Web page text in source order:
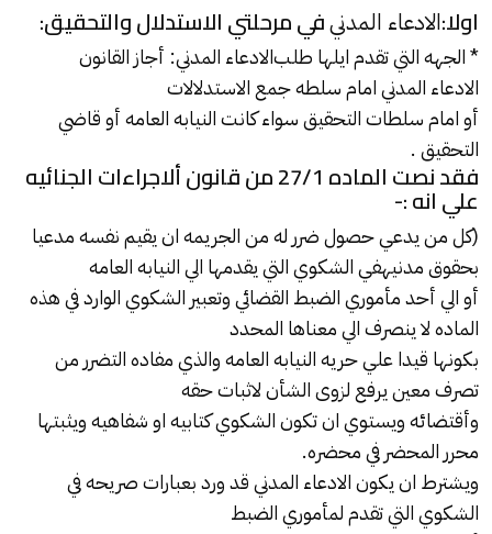
اولا:الادعاء المدنيفي مرحلتي الاستدلال والتحقيق:
* الجهه التي تقدم ايلها طلبالادعاء المدني: أجاز القانون
الادعاء المدنيامام سلطه جمع الاستدلالات
أو امام سلطات التحقيق سواء كانت النيابه العامه أو قاضي
التحقيق .
فقد نصت الماده 27/1 من قانون ألاجراءات الجنائيه
علي انه :-
(كل من يدعي حصول ضرر له من الجريمه ان يقيم نفسه مدعيا
بحقوق مدنيهفي الشكوي التي يقدمها الي النيابه العامه
أو الي أحد مأموري الضبط القضائي وتعبير الشكوي الوارد في هذه
الماده لا ينصرف الي معناها المحدد
بكونها قيدا علي حريه النيابه العامه والذي مفاده التضرر من
تصرف معين يرفع لزوى الشأن لاثبات حقه
وأقتضائه ويستوي ان تكون الشكوي كتابيه او شفاهيه ويثبتها
محرر المحضر في محضره.
ويشترط ان يكون الادعاء المدني قد ورد بعبارات صريحه في
الشكوي التي تقدم لمأموري الضبط